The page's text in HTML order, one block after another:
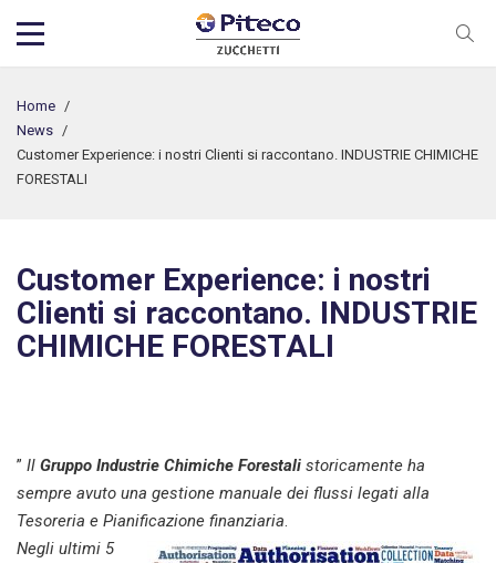
Home /
News /
Customer Experience: i nostri Clienti si raccontano. INDUSTRIE CHIMICHE
FORESTALI
Customer Experience: i nostri
Clienti si raccontano. INDUSTRIE
CHIMICHE FORESTALI
” Il Gruppo Industrie Chimiche Forestali storicamente ha
sempre avuto una gestione manuale dei flussi legati alla
Tesoreria e Pianificazione finanziaria.
Negli ultimi 5